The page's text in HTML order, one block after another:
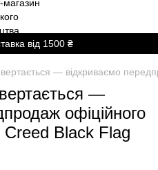
від 1500 ₴
— відкриваємо
—
офіційного
Creed Black Flag